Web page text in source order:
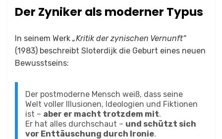
Der Zyniker als moderner Typus
In seinem Werk „Kritik der zynischen Vernunft“
(1983) beschreibt Sloterdijk die Geburt eines neuen
Bewusstseins:
Der postmoderne Mensch weiß, dass seine
Welt voller Illusionen, Ideologien und Fiktionen
ist – aber er macht trotzdem mit.
Er hat alles durchschaut – und schützt sich
vor Enttäuschung durch Ironie.